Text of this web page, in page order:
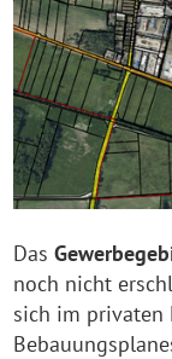
Das
noch nicht
sich im privaten